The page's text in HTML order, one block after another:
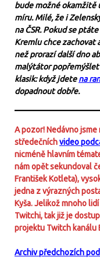
bude možné okamžitě
míru. Milé, že i
na ČSR. Pokud se
Kremlu chce
než prorazí další dno
malýtátor popřemýšlet
klasik: když jdetena
dopadnout dobře.
A pozor! Nedávno
středečníchvideo
nicméně hlavním
nám opět sekundoval
František Kotleta),
jedna z výrazných
Kyša. Jelikož mnoho
Twitchi, tak již je
projektu Twitch kanálu
Archiv předchozích